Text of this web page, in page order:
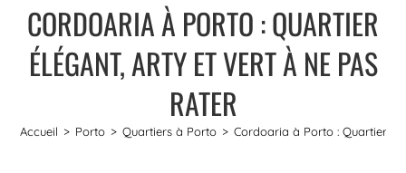
CORDOARIA À PORTO : QUARTIER
ÉLÉGANT, ARTY ET VERT À NE PAS
RATER
Accueil > Porto > Quartiers à Porto > Cordoaria à Porto : Quartier